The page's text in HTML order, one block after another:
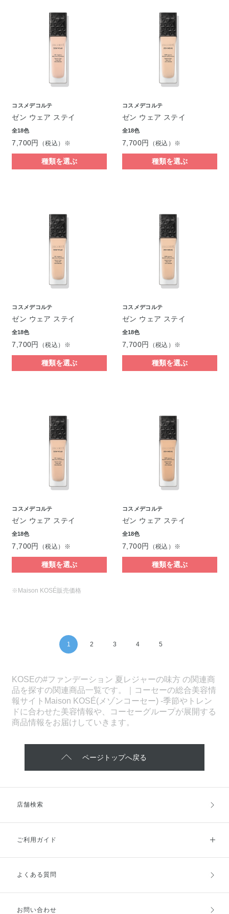
コスメデコルテ
ゼン ウェア ステイ
全18色
7,700円 （税込）※
種類を選ぶ
コスメデコルテ
ゼン ウェア ステイ
全18色
7,700円 （税込）※
種類を選ぶ
コスメデコルテ
ゼン ウェア ステイ
全18色
7,700円 （税込）※
種類を選ぶ
コスメデコルテ
ゼン ウェア ステイ
全18色
7,700円 （税込）※
種類を選ぶ
コスメデコルテ
ゼン ウェア ステイ
全18色
7,700円 （税込）※
種類を選ぶ
コスメデコルテ
ゼン ウェア ステイ
全18色
7,700円 （税込）※
種類を選ぶ
※Maison KOSÉ販売価格
1 2 3 4 5
KOSEの#ファンデーション 夏レジャーの味方 の関連商
品を探すの関連商品一覧です。｜コーセーの総合美容情
報サイトMaison KOSÉ(メゾンコーセー) -季節やトレン
ドに合わせた美容情報や、コーセーグループが展開する
商品情報をお届けしていきます。
ページトップへ戻る
店舗検索
ご利用ガイド
ご利用ガイドトップ
お支払方法
よくある質問
お問い合わせ